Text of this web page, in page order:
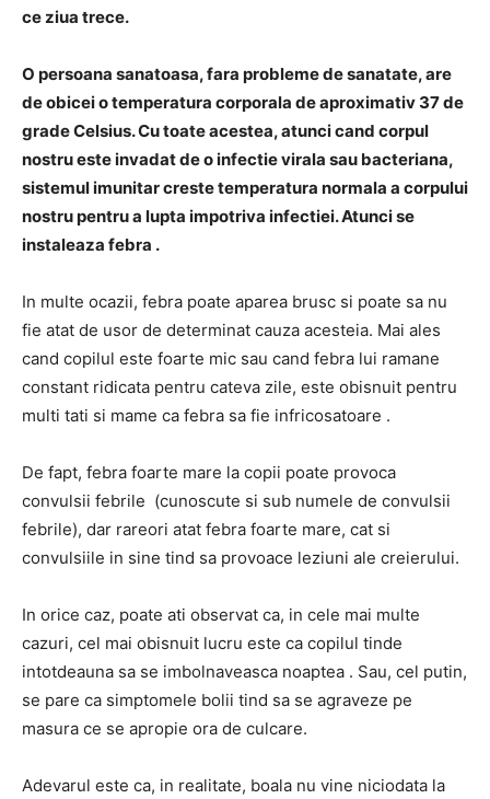
ce ziua trece.
O persoana sanatoasa, fara probleme de sanatate, are
de obicei o temperatura corporala de aproximativ 37 de
grade Celsius.Cu toate acestea, atunci cand corpul
nostru este invadat de o infectie virala sau bacteriana,
sistemul imunitar creste temperatura normala a corpului
nostru pentru a lupta impotriva infectiei.Atunci se
instaleaza febra .
In multe ocazii, febra poate aparea brusc si poate sa nu
fie atat de usor de determinat cauza acesteia. Mai ales
cand copilul este foarte mic sau cand febra lui ramane
constant ridicata pentru cateva zile, este obisnuit pentru
multi tati si mame ca febra sa fie infricosatoare .
De fapt, febra foarte mare la copii poate provoca
convulsii febrile (cunoscute si sub numele de convulsii
febrile), dar rareori atat febra foarte mare, cat si
convulsiile in sine tind sa provoace leziuni ale creierului.
In orice caz, poate ati observat ca, in cele mai multe
cazuri, cel mai obisnuit lucru este ca copilul tinde
intotdeauna sa se imbolnaveasca noaptea . Sau, cel putin,
se pare ca simptomele bolii tind sa se agraveze pe
masura ce se apropie ora de culcare.
Adevarul este ca, in realitate, boala nu vine niciodata la